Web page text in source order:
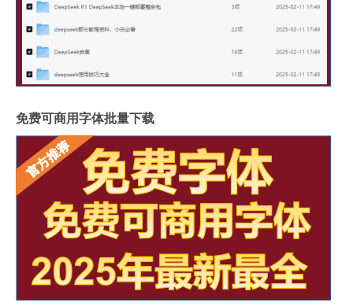
免费可商用字体批量下载